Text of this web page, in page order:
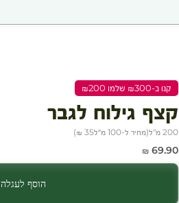
קנו ב-₪300 שלמו ₪200
קצף גילוח לגבר
200 מ"ל (מחיר ל-100 מ״ל 35 ₪
)
מחיר מבצע
69.90 ₪
הוסף לעגלה